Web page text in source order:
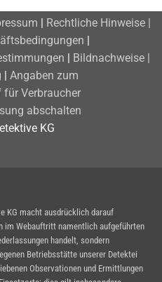
| Rechtliche Hinweise |
|
| Bildnachweise |
| Angaben zum
für Verbraucher
abschalten
KG
KG macht ausdrücklich darauf
im Webauftritt namentlich aufgeführten
handelt, sondern
Betriebsstätte unserer Detektei
Observationen und Ermittlungen